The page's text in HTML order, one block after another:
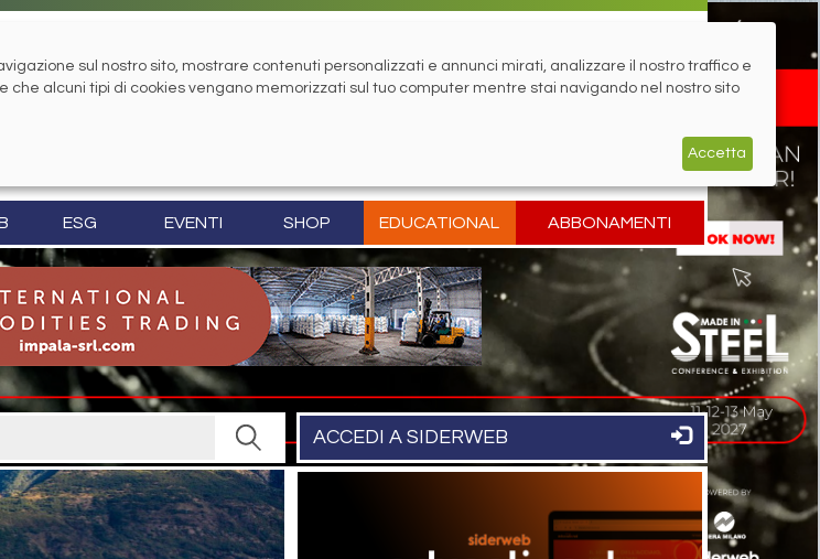
ESG EVENTI SHOP EDUCATIONAL ABBONAMENTI
ACCEDI A SIDERWEB
sul nostro sito, mostrare contenuti personalizzati e annunci mirati, analizzare il nostro traffico e
alcuni tipi di cookies vengano memorizzati sul tuo computer mentre stai navigando nel nostro sito
Accetta